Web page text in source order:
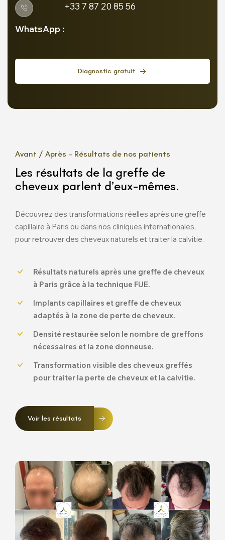
WhatsApp :
+33 7 87 20 85 56
Avant / Après – Résultats de nos patients
Les résultats de la greffe de
cheveux parlent d’eux-mêmes.
Découvrez des transformations réelles après une greffe
capillaire à Paris ou dans nos cliniques internationales,
pour retrouver des cheveux naturels et traiter la calvitie.
Résultats naturels après une greffe de cheveux
à Paris grâce à la technique FUE.
Implants capillaires et greffe de cheveux
adaptés à la zone de perte de cheveux.
Densité restaurée selon le nombre de greffons
nécessaires et la zone donneuse.
Transformation visible des cheveux greffés
pour traiter la perte de cheveux et la calvitie.
Voir les résultats